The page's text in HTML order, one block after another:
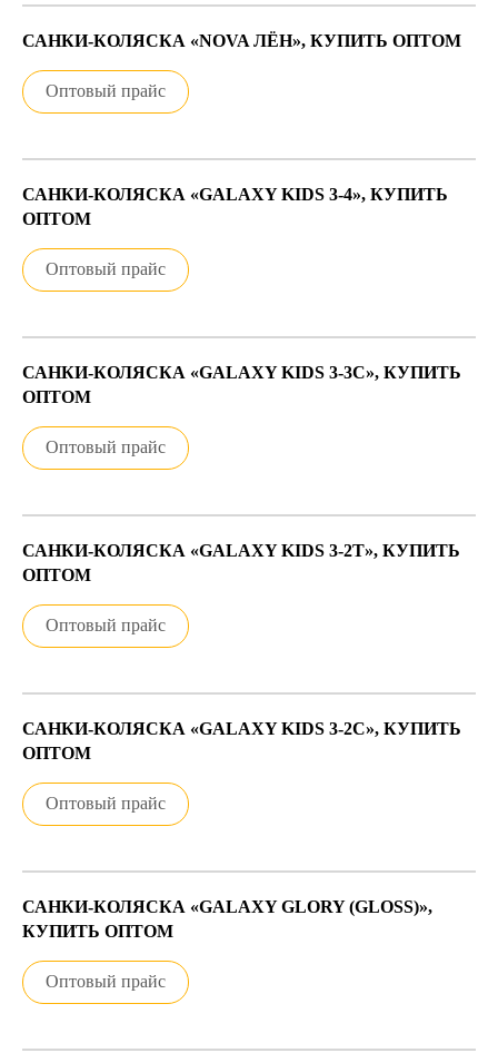
САНКИ-КОЛЯСКА «NOVA ЛЁН», КУПИТЬ ОПТОМ
Оптовый прайс
САНКИ-КОЛЯСКА «GALAXY KIDS 3-4», КУПИТЬ
ОПТОМ
Оптовый прайс
САНКИ-КОЛЯСКА «GALAXY KIDS 3-3С», КУПИТЬ
ОПТОМ
Оптовый прайс
САНКИ-КОЛЯСКА «GALAXY KIDS 3-2Т», КУПИТЬ
ОПТОМ
Оптовый прайс
САНКИ-КОЛЯСКА «GALAXY KIDS 3-2С», КУПИТЬ
ОПТОМ
Оптовый прайс
САНКИ-КОЛЯСКА «GALAXY GLORY (GLOSS)»,
КУПИТЬ ОПТОМ
Оптовый прайс